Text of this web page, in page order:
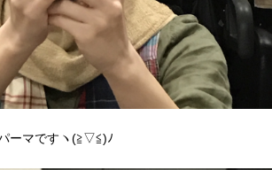
ーマですヽ(≧▽≦)ﾉ